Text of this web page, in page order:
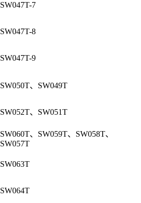
SW047T-7
SW047T-8
SW047T-9
SW050T、SW049T
SW052T、SW051T
SW060T、SW059T、SW058T、
SW057T
SW063T
SW064T